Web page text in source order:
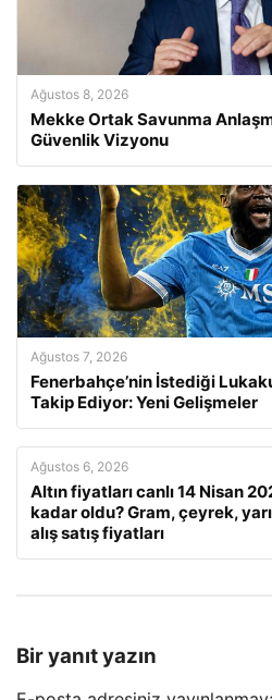
Ağustos 8, 2026
Mekke Ortak Savunma
Güvenlik Vizyonu
Ağustos 7, 2026
Fenerbahçe’nin İstediği
Takip Ediyor: Yeni Gelişmeler
Ağustos 6, 2026
Altın fiyatları canlı 14 Nisan
kadar oldu? Gram, çeyrek,
alış satış fiyatları
Bir yanıt yazın